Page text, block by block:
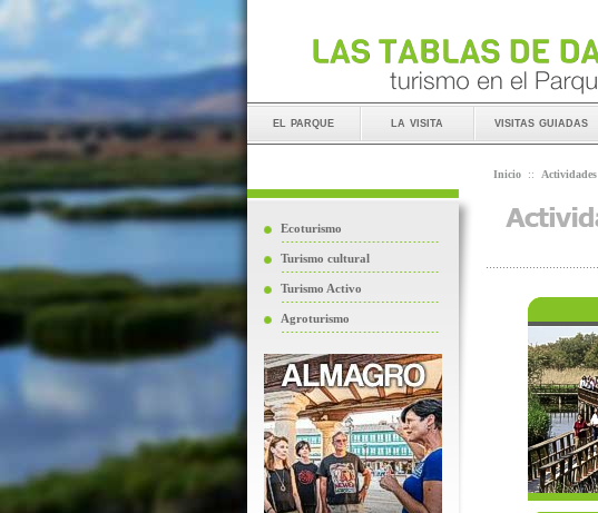
el parque la visita visitas guiadas
Ecoturismo
Turismo cultural
Turismo Activo
Agroturismo
Inicio :: Actividades